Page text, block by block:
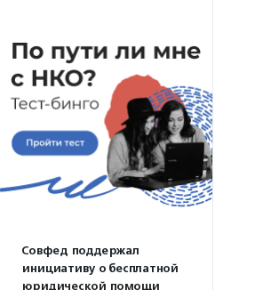
Совфед поддержал
инициативу о бесплатной
юридической помощи